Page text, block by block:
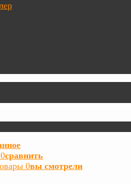
0сравнить
0вы смотрели